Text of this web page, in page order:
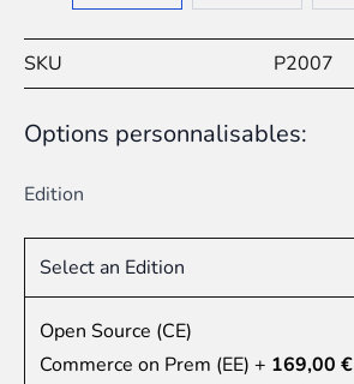
SKU P2007
Options personnalisables:
Edition
Select an Edition
Open Source (CE)
Commerce on Prem (EE) + 169,00 €